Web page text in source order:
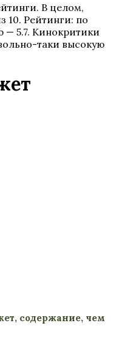
В целом,
10. Рейтинги: по
— 5.7. Кинокритики
таки высокую
содержание, чем